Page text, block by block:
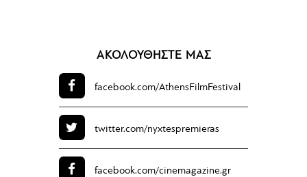
ΑΚΟΛΟΥΘΗΣΤΕ ΜΑΣ
facebook.com/AthensFilmFestival
twitter.com/nyxtespremieras
facebook.com/cinemagazine.gr